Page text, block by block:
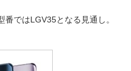
ではLGV35となる見通し。